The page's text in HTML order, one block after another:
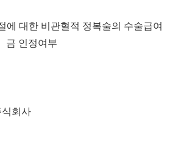
에 대한 비관혈적 정복술의 수술급여
금 인정여부
식회사